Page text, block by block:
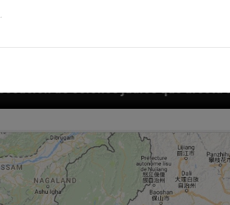
afecta a cristianos (y no sólo) en